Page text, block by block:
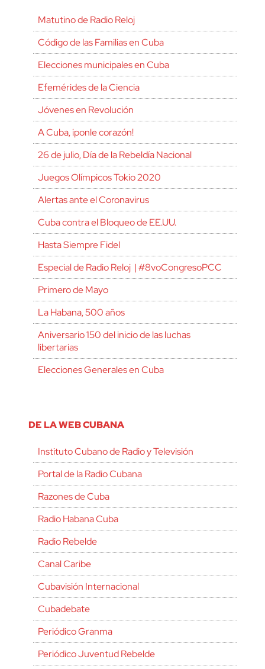
Matutino de Radio Reloj
Código de las Familias en Cuba
Elecciones municipales en Cuba
Efemérides de la Ciencia
Jóvenes en Revolución
A Cuba, ¡ponle corazón!
26 de julio, Día de la Rebeldía Nacional
Juegos Olímpicos Tokio 2020
Alertas ante el Coronavirus
Cuba contra el Bloqueo de EE.UU.
Hasta Siempre Fidel
Especial de Radio Reloj | #8voCongresoPCC
Primero de Mayo
La Habana, 500 años
Aniversario 150 del inicio de las luchas
libertarias
Elecciones Generales en Cuba
DE LA WEB CUBANA
Instituto Cubano de Radio y Televisión
Portal de la Radio Cubana
Razones de Cuba
Radio Habana Cuba
Radio Rebelde
Canal Caribe
Cubavisión Internacional
Cubadebate
Periódico Granma
Periódico Juventud Rebelde